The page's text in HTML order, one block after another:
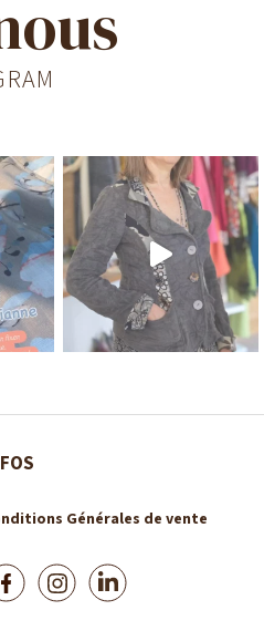
Générales de vente